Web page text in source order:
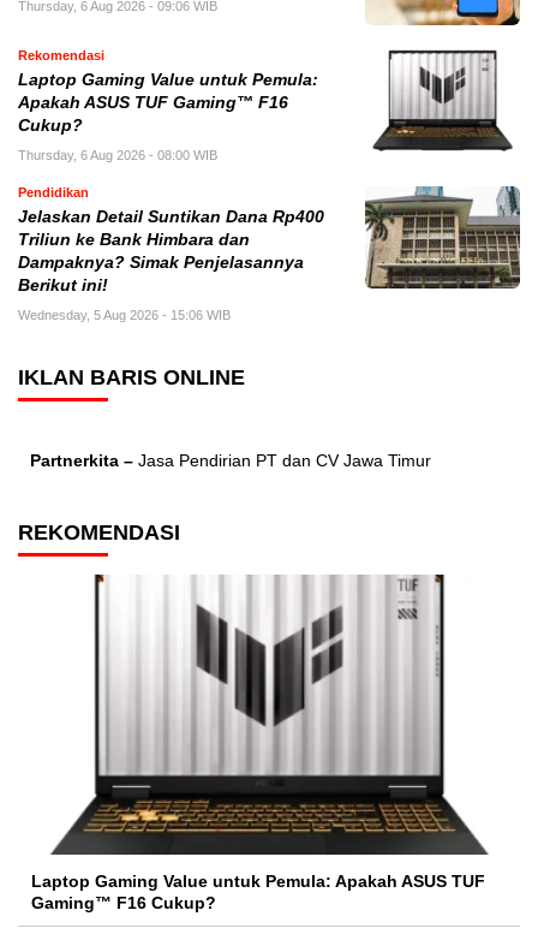
Thursday, 6 Aug 2026 - 09:06 WIB
Rekomendasi
Laptop Gaming Value untuk Pemula:
Apakah ASUS TUF Gaming™ F16
Cukup?
Thursday, 6 Aug 2026 - 08:00 WIB
Pendidikan
Jelaskan Detail Suntikan Dana Rp400
Triliun ke Bank Himbara dan
Dampaknya? Simak Penjelasannya
Berikut ini!
Wednesday, 5 Aug 2026 - 15:06 WIB
IKLAN BARIS ONLINE
Partnerkita – Jasa Pendirian PT dan CV Jawa Timur
REKOMENDASI
Laptop Gaming Value untuk Pemula: Apakah ASUS TUF
Gaming™ F16 Cukup?